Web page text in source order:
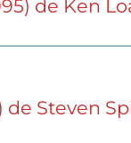
de Ken
de Steven